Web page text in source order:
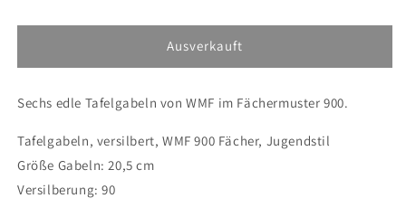
6
WMF
Fächermuster
6
Tafelgabeln,
WMF
Fächermuster
Ausverkauft
Sechs edle Tafelgabeln von WMF im Fächermuster 900.
Tafelgabeln, versilbert, WMF 900 Fächer, Jugendstil
Größe Gabeln: 20,5 cm
Versilberung: 90